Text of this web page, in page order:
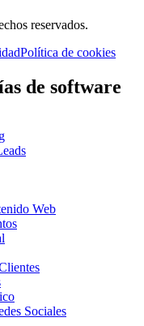
reservados.
Política de cookies
de software
Web
Sociales